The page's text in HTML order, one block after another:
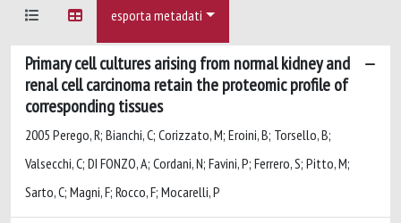
esporta metadati
Primary cell cultures arising from normal kidney and
renal cell carcinoma retain the proteomic profile of
corresponding tissues
2005 Perego, R; Bianchi, C; Corizzato, M; Eroini, B; Torsello, B;
Valsecchi, C; DI FONZO, A; Cordani, N; Favini, P; Ferrero, S; Pitto, M;
Sarto, C; Magni, F; Rocco, F; Mocarelli, P